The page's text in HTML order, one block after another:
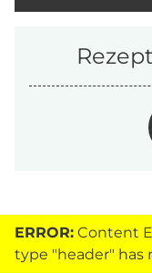
ERROR: Content
type "header" has